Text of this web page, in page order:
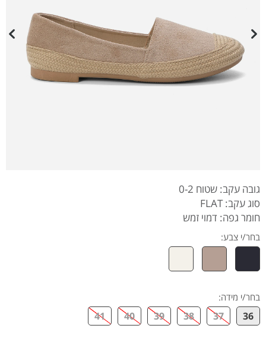
גובה עקב: שטוח 0-2
סוג עקב: FLAT
חומר גפה: דמוי זמש
בחר/י צבע:
בחר/י מידה:
36
37
38
39
40
41